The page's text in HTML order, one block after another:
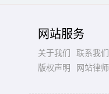
网站服务
关于我们 联系我们
版权声明
网站律师